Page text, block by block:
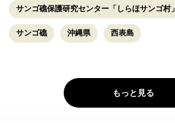
サンゴ礁保護研究センター「しらほサンゴ村」
サンゴ礁 沖縄県 西表島
もっと見る